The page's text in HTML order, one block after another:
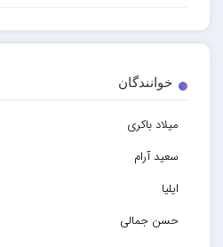
خوانندگان
میلاد باکری
سعید آرام
ایلیا
حسن جمالی